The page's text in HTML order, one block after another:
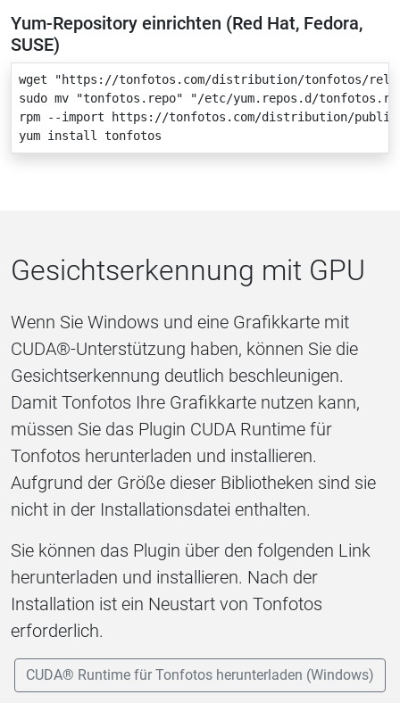
Yum-Repository einrichten (Red Hat, Fedora,
SUSE)
wget "https://tonfotos.com/distribution/tonfotos/
sudo mv "tonfotos.repo" "/etc/yum.repos.d/
rpm --import https://tonfotos.com/distribution/
yum install tonfotos
Gesichtserkennung mit GPU
Wenn Sie Windows und eine Grafikkarte mit
CUDA®-Unterstützung haben, können Sie die
Gesichtserkennung deutlich beschleunigen.
Damit Tonfotos Ihre Grafikkarte nutzen kann,
müssen Sie das Plugin CUDA Runtime für
Tonfotos herunterladen und installieren.
Aufgrund der Größe dieser Bibliotheken sind sie
nicht in der Installationsdatei enthalten.
Sie können das Plugin über den folgenden Link
herunterladen und installieren. Nach der
Installation ist ein Neustart von Tonfotos
erforderlich.
CUDA® Runtime für Tonfotos herunterladen (Windows)